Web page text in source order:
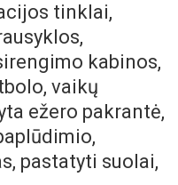
tinklai,
kabinos,
vaikų
ežero pakrantė,
pastatyti suolai,